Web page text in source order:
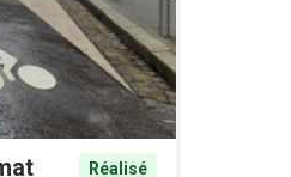
Réalisé